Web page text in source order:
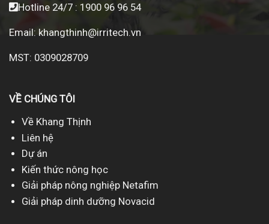
Hotline 24/7 : 1900 96 96 54
Email: khangthinh@irritech.vn
MST: 0309028709
VỀ CHÚNG TÔI
Về Khang Thịnh
Liên hệ
Dự án
Kiến thức nông học
Giải pháp nông nghiệp Netafim
Giải pháp dinh dưỡng Novacid